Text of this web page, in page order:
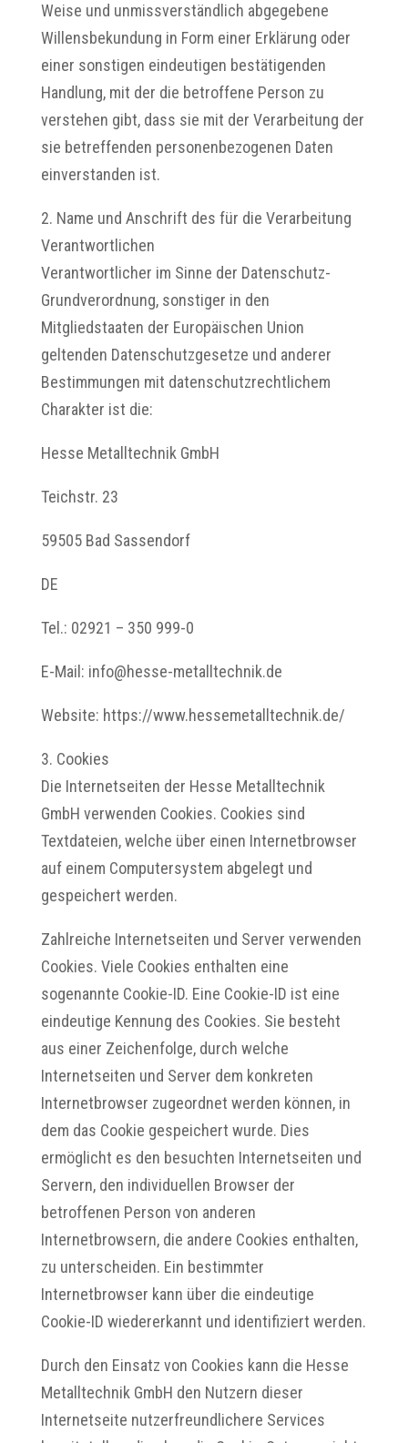
Weise und unmissverständlich abgegebene
Willensbekundung in Form einer Erklärung oder
einer sonstigen eindeutigen bestätigenden
Handlung, mit der die betroffene Person zu
verstehen gibt, dass sie mit der Verarbeitung der
sie betreffenden personenbezogenen Daten
einverstanden ist.
2. Name und Anschrift des für die Verarbeitung
Verantwortlichen
Verantwortlicher im Sinne der Datenschutz-
Grundverordnung, sonstiger in den
Mitgliedstaaten der Europäischen Union
geltenden Datenschutzgesetze und anderer
Bestimmungen mit datenschutzrechtlichem
Charakter ist die:
Hesse Metalltechnik GmbH
Teichstr. 23
59505 Bad Sassendorf
DE
Tel.: 02921 – 350 999-0
E-Mail: info@hesse-metalltechnik.de
Website: https://www.hessemetalltechnik.de/
3. Cookies
Die Internetseiten der Hesse Metalltechnik
GmbH verwenden Cookies. Cookies sind
Textdateien, welche über einen Internetbrowser
auf einem Computersystem abgelegt und
gespeichert werden.
Zahlreiche Internetseiten und Server verwenden
Cookies. Viele Cookies enthalten eine
sogenannte Cookie-ID. Eine Cookie-ID ist eine
eindeutige Kennung des Cookies. Sie besteht
aus einer Zeichenfolge, durch welche
Internetseiten und Server dem konkreten
Internetbrowser zugeordnet werden können, in
dem das Cookie gespeichert wurde. Dies
ermöglicht es den besuchten Internetseiten und
Servern, den individuellen Browser der
betroffenen Person von anderen
Internetbrowsern, die andere Cookies enthalten,
zu unterscheiden. Ein bestimmter
Internetbrowser kann über die eindeutige
Cookie-ID wiedererkannt und identifiziert werden.
Durch den Einsatz von Cookies kann die Hesse
Metalltechnik GmbH den Nutzern dieser
Internetseite nutzerfreundlichere Services